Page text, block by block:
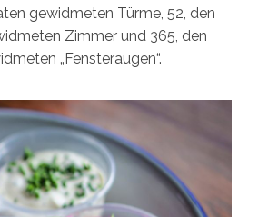
gewidmeten Türme, 52, den
Zimmer und 365, den
„Fensteraugen“.